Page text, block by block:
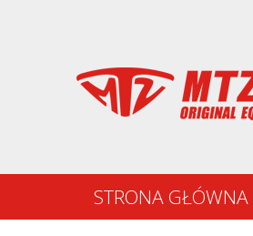
STRONA GŁÓWNA